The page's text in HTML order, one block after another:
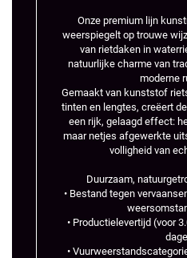
Onze premium lijn
weerspiegelt op trouwe
van rietdaken in
natuurlijke charme van
moderne
Gemaakt van kunststof
tinten en lengtes, creëert
een rijk, gelaagd effect:
maar netjes afgewerkte
volligheid van
Duurzaam,
• Bestand tegen
• Productielevertijd (voor
•